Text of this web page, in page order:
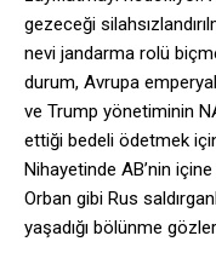
gezeceği
nevi jandarma rolü
durum, Avrupa
ve Trump yönetiminin
ettiği bedeli ödetmek
Nihayetinde AB’nin
Orban gibi Rus
yaşadığı bölünme